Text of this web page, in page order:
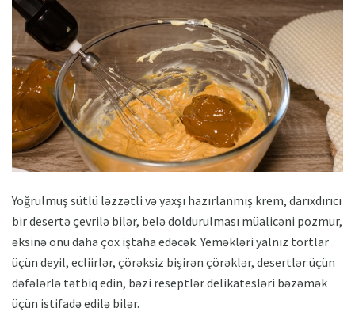
Yoğrulmuş sütlü ləzzətli və yaxşı hazırlanmış krem, darıxdırıcı
bir desertə çevrilə bilər, belə doldurulması müalicəni pozmur,
əksinə onu daha çox iştaha edəcək. Yeməkləri yalnız tortlar
üçün deyil, ecliirlər, çörəksiz bişirən çörəklər, desertlər üçün
dəfələrlə tətbiq edin, bəzi reseptlər delikatesləri bəzəmək
üçün istifadə edilə bilər.